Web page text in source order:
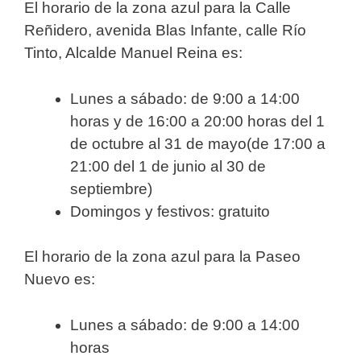
El horario de la zona azul para la Calle
Reñidero, avenida Blas Infante, calle Río
Tinto, Alcalde Manuel Reina es:
Lunes a sábado: de 9:00 a 14:00
horas y de 16:00 a 20:00 horas del 1
de octubre al 31 de mayo(de 17:00 a
21:00 del 1 de junio al 30 de
septiembre)
Domingos y festivos: gratuito
El horario de la zona azul para la Paseo
Nuevo es:
Lunes a sábado: de 9:00 a 14:00
horas